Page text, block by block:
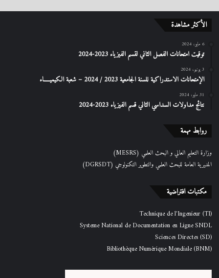
الأكثر مشاهدة
6 مايو، 2024
توقيت امتحانات الفصل الثاني لقسم الفيزياء 2023-2024
3 يونيو، 2024
الإمتحانات الاستدراكیة للسنة الجامعیة 2023 / 2024 – شعبة الكیمیـــــاء
31 مايو، 2024
نتائج مداولات السداسي الثاني قسم الفيزياء 2023-2024
روابط مهمة
وزارة التعليم العالي و البحث العلمي (MESRS)
المديرية العامة للبحث العلمي والتطوير التكنولوجي (DGRSDT)
مكتبات افتراضية
Technique de l'Ingenieur (TI)
Systeme National de Documentation en Ligne SNDL
Sciences Directes (SD)
Bibliothèque Numérique Mondiale (BNM)